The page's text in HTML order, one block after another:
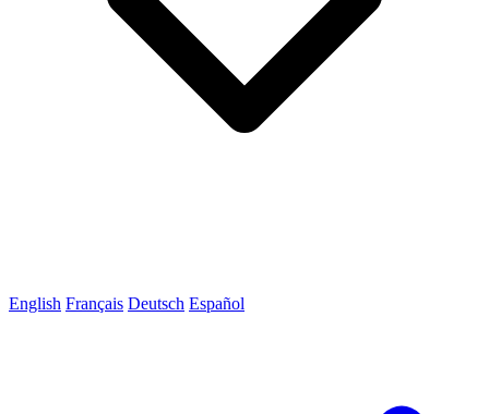
English Français Deutsch Español